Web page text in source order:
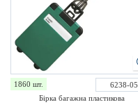
1860 шт.
6238-05
Бірка багажна пластикова